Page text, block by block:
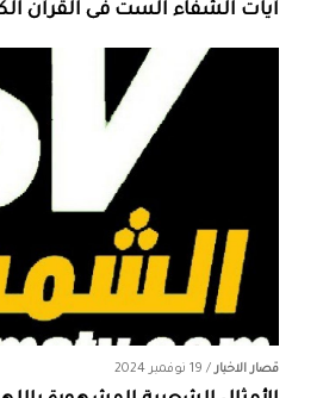
آيات الشفاء الست فى القرآن الكريم
قصار الاخبار/ 19 نوفمبر 2024